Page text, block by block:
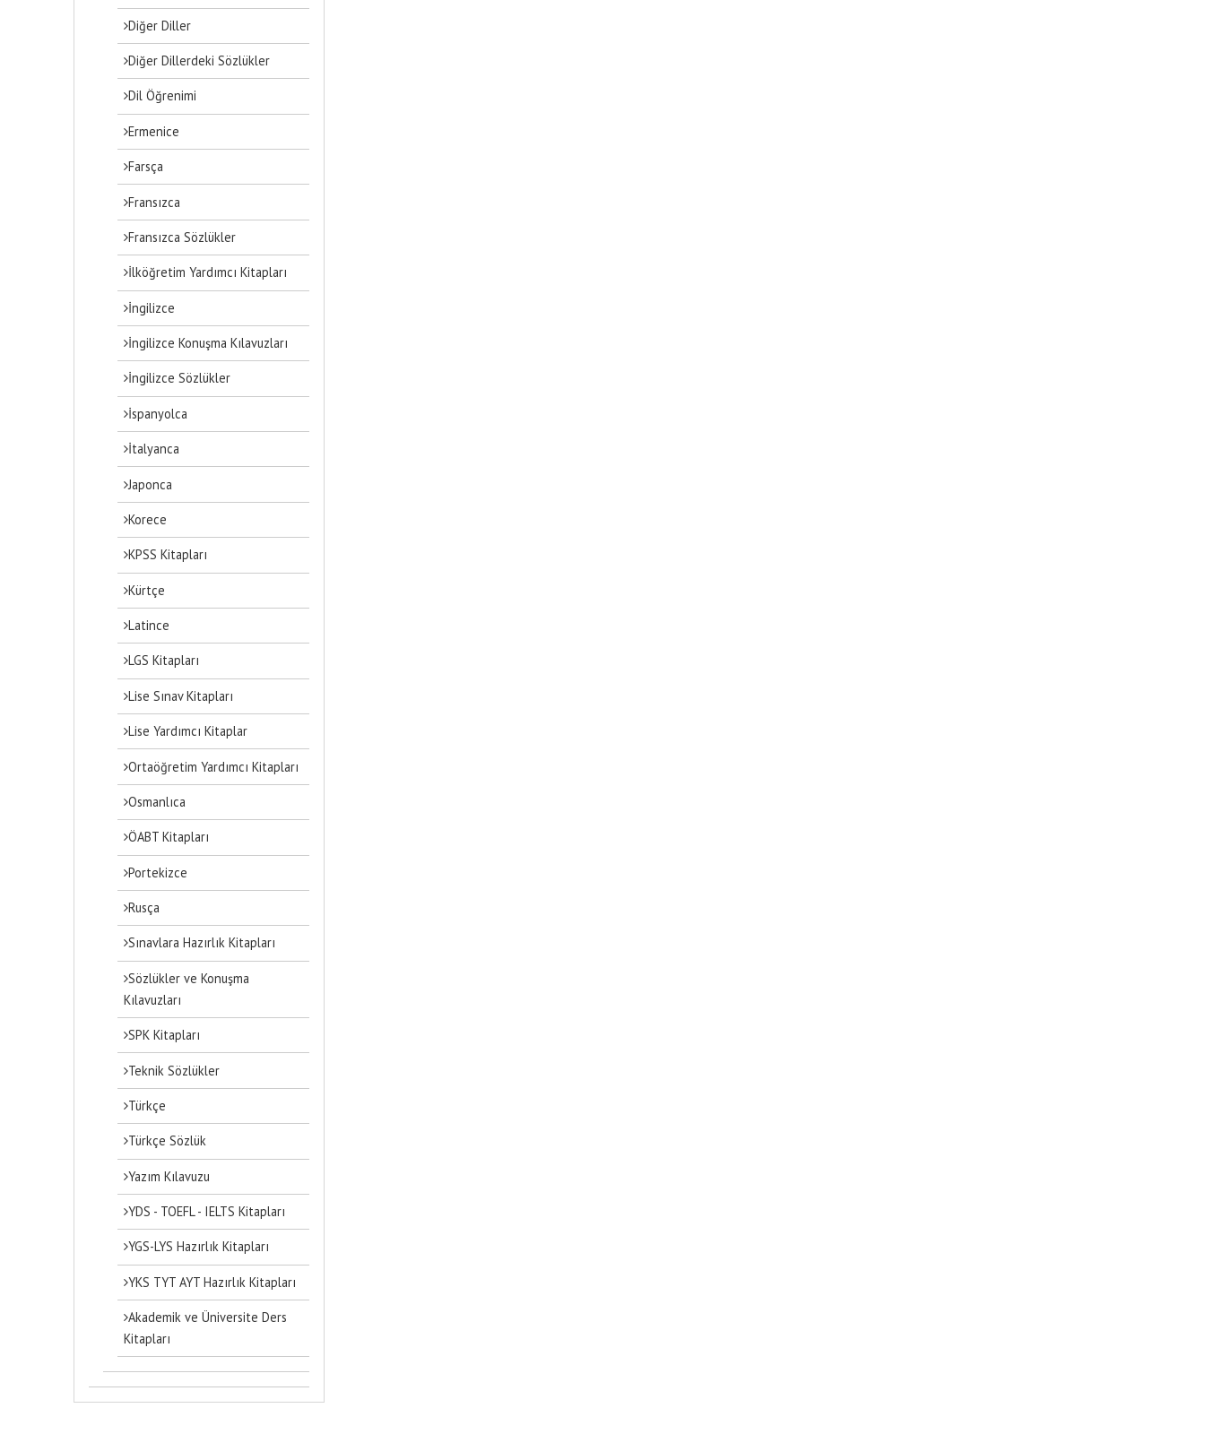
Diğer Diller
Diğer Dillerdeki Sözlükler
Dil Öğrenimi
Ermenice
Farsça
Fransızca
Fransızca Sözlükler
İlköğretim Yardımcı Kitapları
İngilizce
İngilizce Konuşma Kılavuzları
İngilizce Sözlükler
İspanyolca
İtalyanca
Japonca
Korece
KPSS Kitapları
Kürtçe
Latince
LGS Kitapları
Lise Sınav Kitapları
Lise Yardımcı Kitaplar
Ortaöğretim Yardımcı Kitapları
Osmanlıca
ÖABT Kitapları
Portekizce
Rusça
Sınavlara Hazırlık Kitapları
Sözlükler ve Konuşma
Kılavuzları
SPK Kitapları
Teknik Sözlükler
Türkçe
Türkçe Sözlük
Yazım Kılavuzu
YDS - TOEFL - IELTS Kitapları
YGS-LYS Hazırlık Kitapları
YKS TYT AYT Hazırlık Kitapları
Akademik ve Üniversite Ders
Kitapları